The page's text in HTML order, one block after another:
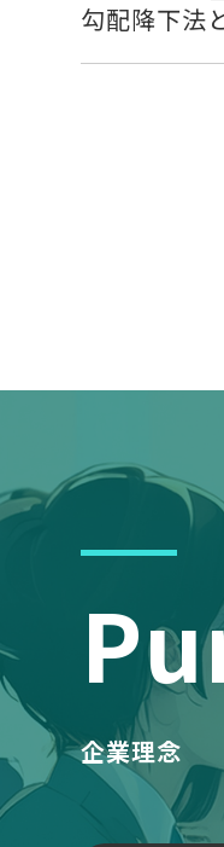
勾配降下法
企業理念